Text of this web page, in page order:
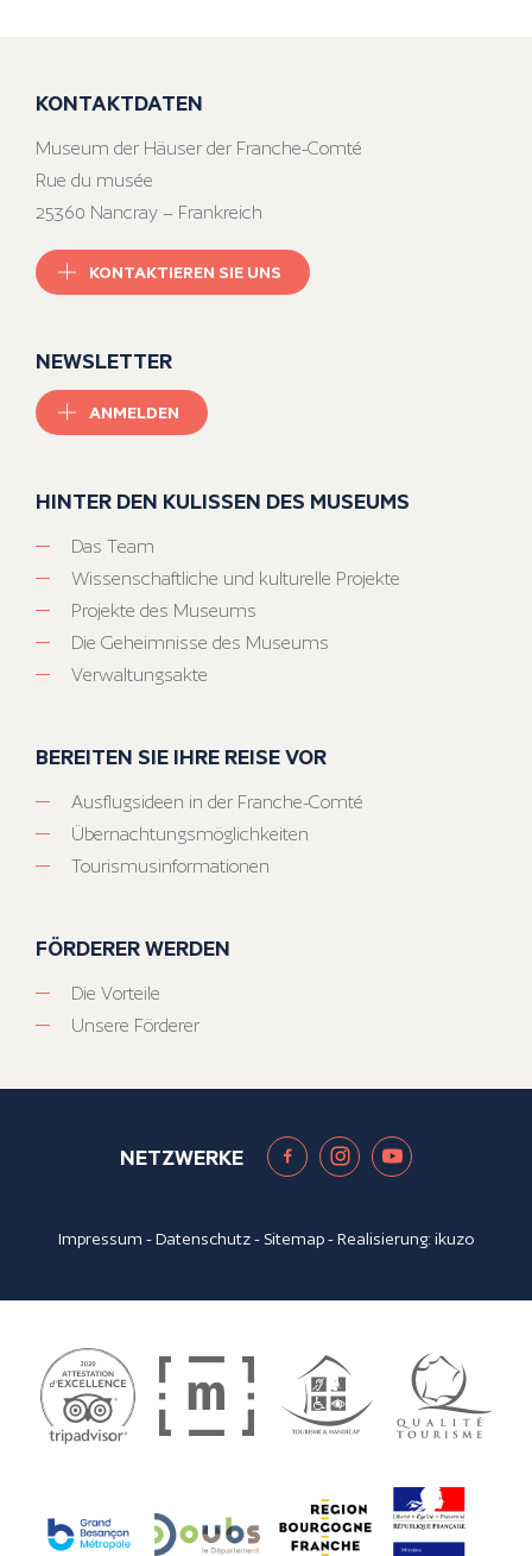
KONTAKTDATEN
Museum der Häuser der Franche-Comté
Rue du musée
25360 Nancray – Frankreich
KONTAKTIEREN SIE UNS
NEWSLETTER
ANMELDEN
HINTER DEN KULISSEN DES MUSEUMS
Das Team
Wissenschaftliche und kulturelle Projekte
Projekte des Museums
Die Geheimnisse des Museums
Verwaltungsakte
BEREITEN SIE IHRE REISE VOR
Ausflugsideen in der Franche-Comté
Übernachtungsmöglichkeiten
Tourismusinformationen
FÖRDERER WERDEN
Die Vorteile
Unsere Förderer
NETZWERKE
Impressum -Datenschutz- Sitemap- Realisierung:ikuzo